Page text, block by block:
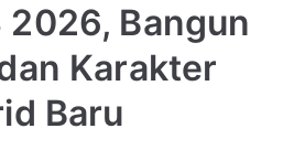
2026, Bangun
Karakter
Baru